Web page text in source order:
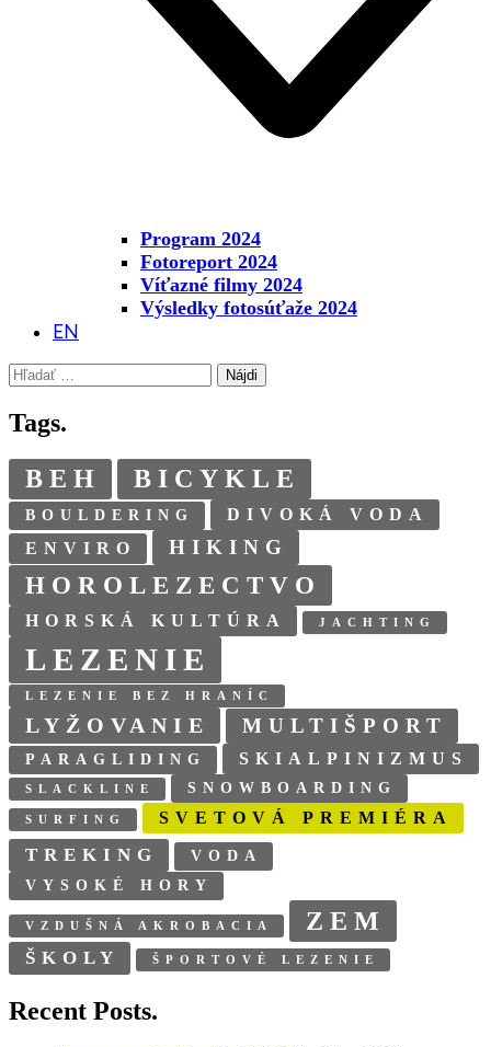
Program 2024
Fotoreport 2024
Víťazné filmy 2024
Výsledky fotosúťaže 2024
EN
Hľadať:
Tags.
BEH
BICYKLE
BOULDERING
DIVOKÁ VODA
ENVIRO
HIKING
HOROLEZECTVO
HORSKÁ KULTÚRA JACHTING
LEZENIE
LEZENIE BEZ HRANÍC
LYŽOVANIE MULTIŠPORT
PARAGLIDING SKIALPINIZMUS
SLACKLINE SNOWBOARDING
SURFING SVETOVÁ PREMIÉRA
TREKING
VODA
VYSOKÉ HORY
VZDUŠNÁ AKROBACIA ZEM
ŠKOLY ŠPORTOVÉ LEZENIE
Recent Posts.